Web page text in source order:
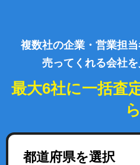
複数社の企業・営業担
売ってくれる会社を
最大6社に一括査
ら
都道府県を選択